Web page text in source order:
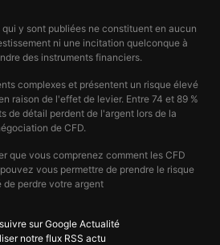
y sont publiées ne constituent en aucun
ni une incitation quelconque à
des instruments financiers.
complexes et présentent un risque élevé
raison de l'effet de levier. Entre 74 et 89 %
de détail perdent de l'argent lors de la
de CFD.
que vous comprenez comment les CFD
vous permettre de prendre le risque
de perdre votre argent
sur Google Actualité
notre flux RSS actu